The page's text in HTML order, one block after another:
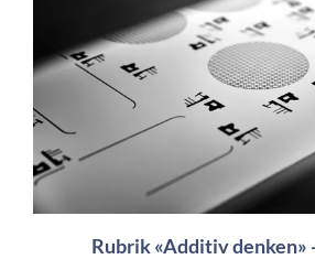
Rubrik «Additiv denken»